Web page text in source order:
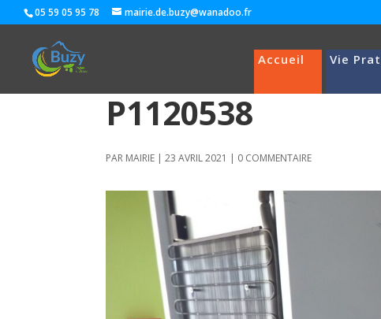
05 59 05 95 78 mairie.de.buzy@wanadoo.fr
Accueil Vie
P1120538
PAR MAIRIE |23 AVRIL 2021 | 0 COMMENTAIRE